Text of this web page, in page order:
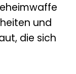
und
die sich